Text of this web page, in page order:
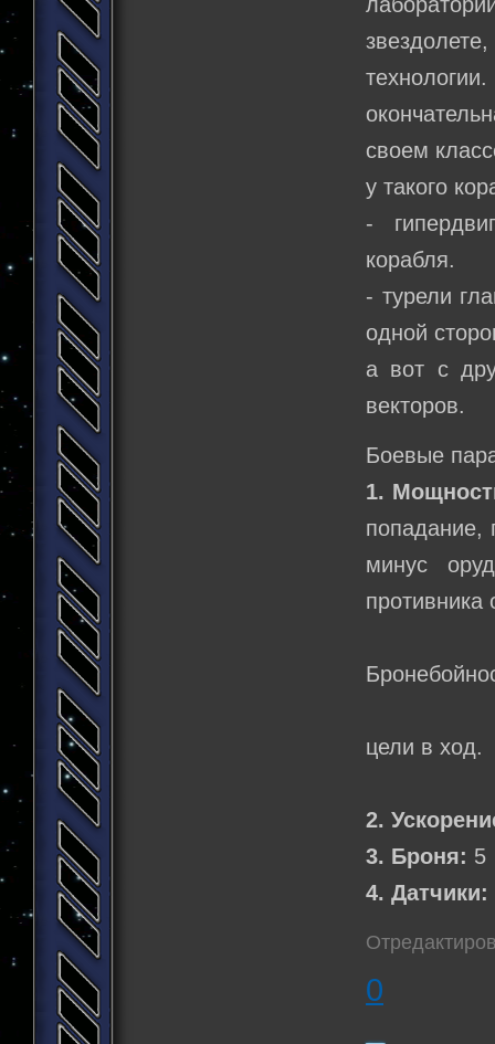
своем
у такого
-
корабля.
- турели
одной
а вот с
векторов.
Боевые
1.
попадание,
минус
противника
цели в ход.
2.
3. Броня: 5
4. Датчики:
0